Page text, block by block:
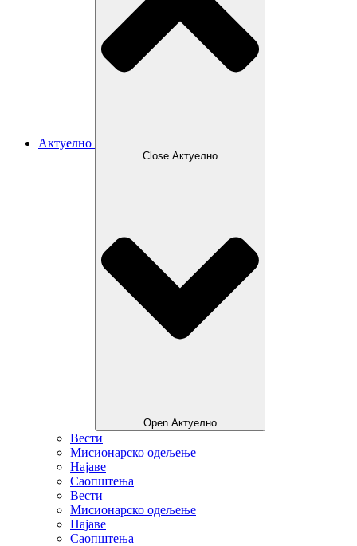
Актуелно
Close Актуелно
Open Актуелно
Вести
Мисионарско одељење
Најаве
Саопштења
Вести
Мисионарско одељење
Најаве
Саопштења